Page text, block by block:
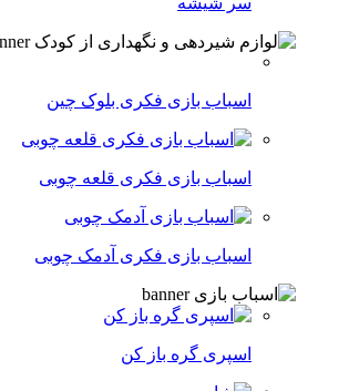
اسباب بازی فکری بلوک چین
اسباب بازی فکری قلعه چوبی
اسباب بازی فکری آدمک چوبی
اسپری گره باز کن